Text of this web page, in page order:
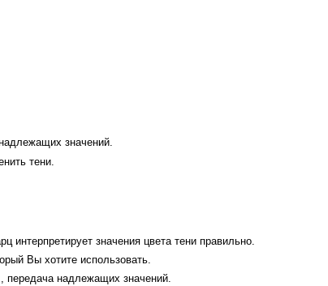
значений.
тени.
интерпретирует значения цвета тени правильно.
Вы хотите использовать.
, передача надлежащих значений.